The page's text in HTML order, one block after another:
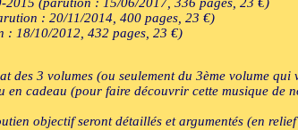
: 20/11/2014, 400 pages, 23 €)
: 18/10/2012, 432 pages, 23 €)
3 volumes (ou seulement du 3ème volume qui
cadeau (pour faire découvrir cette musique de
objectif seront détaillés et argumentés (en